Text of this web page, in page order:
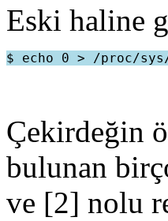
Eski haline
Çekirdeğin
bulunan
ve [2] nolu